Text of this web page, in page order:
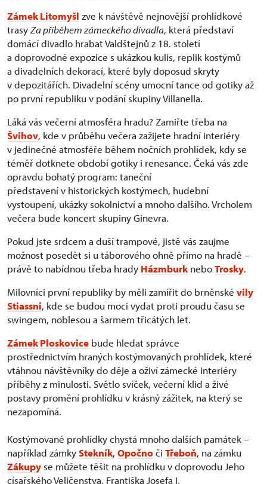
Zámek Litomyšl zve k návštěvě nejnovější prohlídkové
trasyZa příběhem zámeckého divadla, která představí
domácí divadlo hrabat Valdštejnů z 18. století
a doprovodné expozice s ukázkou kulis, replik kostýmů
a divadelních dekorací, které byly doposud skryty
v depozitářích. Divadelní scény umocní tance od gotiky až
po první republiku v podání skupiny Villanella.
Láká vás večerní atmosféra hradu? Zamiřte třeba na
Švihov, kde v průběhu večera zažijete hradní interiéry
v jedinečné atmosféře během nočních prohlídek, kdy se
téměř dotknete období gotiky i renesance. Čeká vás zde
opravdu bohatý program: taneční
představení v historických kostýmech, hudební
vystoupení, ukázky sokolnictví a mnoho dalšího. Vrcholem
večera bude koncert skupiny Ginevra.
Pokud jste srdcem a duší trampové, jistě vás zaujme
možnost posedět si u táborového ohně přímo na hradě –
právě to nabídnou třeba hrady Házmburk neboTrosky.
Milovníci první republiky by měli zamířit do brněnské vily
Stiassni, kde se budou moci vydat proti proudu času se
swingem, noblesou a šarmem třicátých let.
Zámek Ploskovice bude hledat správce
prostřednictvím hraných kostýmovaných prohlídek, které
vtáhnou návštěvníky do děje a oživí zámecké interiéry
příběhy z minulosti. Světlo svíček, večerní klid a živé
postavy promění prohlídku v krásný zážitek, na který se
nezapomíná.
Kostýmované prohlídky chystá mnoho dalších památek –
například zámkyStekník, Opočnoči Třeboň, na zámku
Zákupy se můžete těšit na prohlídku v doprovodu Jeho
císařského Veličenstva, Františka Josefa I.